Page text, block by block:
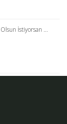
İstiyorsan ...